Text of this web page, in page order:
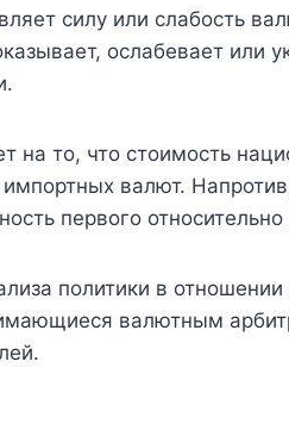
силу или слабость
ослабевает или
на то, что стоимость
валют.
первого
политики в
валютным